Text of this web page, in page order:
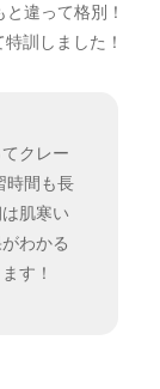
違って格別！
訓しました！
クレー
時間も長
肌寒い
わかる
す！